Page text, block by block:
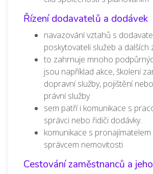
Řízení dodavatelů a dodávek
navazování vztahů s
poskytovateli služeb a dalších
to zahrnuje mnoho
jsou například akce, školení
dopravní služby, pojištění
právní služby
sem patří i komunikace s
správci nebo řidiči dodávky.
komunikace s
správcem nemovitosti
Cestování zaměstnanců a